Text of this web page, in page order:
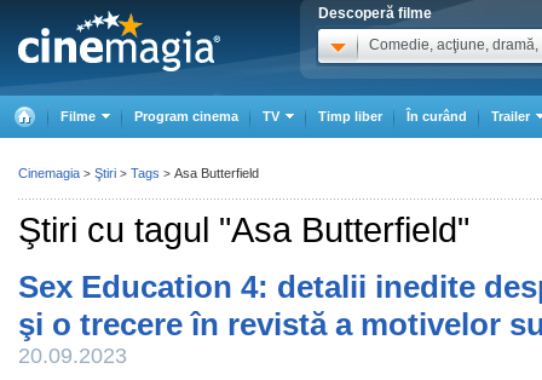
Descoperă filme
Comedie, acţiune, dramă,
Filme Program cinema TV Timp liber În curând Trailer
Ştiri cu tagul "Asa Butterfield"
Sex Education 4: detalii inedite
şi o trecere în revistă a motivelor
20.09.2023
Cinemagia > Ştiri > Tags > Asa Butterfield